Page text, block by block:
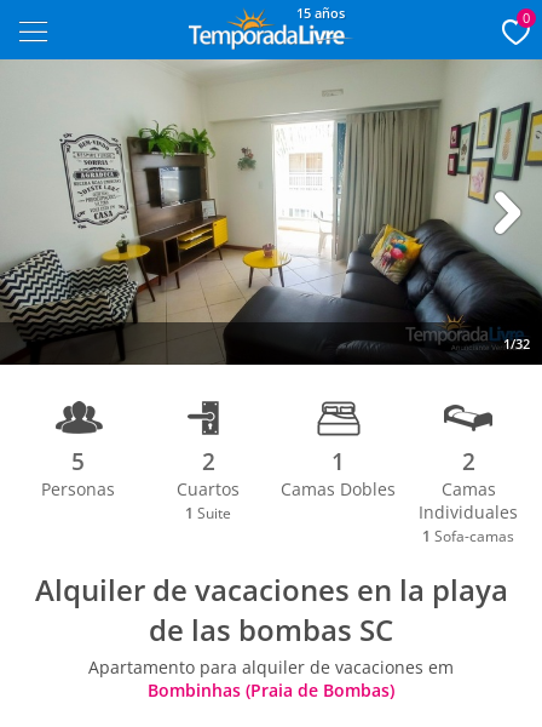
15 años 0
1/32
Next
5
Personas
2
Cuartos
1 Suite
1
Camas Dobles
2
Camas
Individuales
1 Sofa-camas
Alquiler de vacaciones en la playa
de las bombas SC
Apartamento para alquiler de vacaciones em
Bombinhas (Praia de Bombas)